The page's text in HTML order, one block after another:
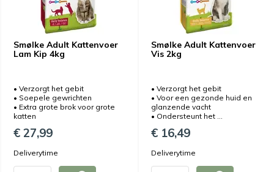
Smølke Adult Kattenvoer
Lam Kip 4kg
• Verzorgt het gebit
• Soepele gewrichten
• Extra grote brok voor grote
katten
€ 27,99
Deliverytime
Smølke Adult Kattenvoer
Vis 2kg
• Verzorgt het gebit
• Voor een gezonde huid en
glanzende vacht
• Ondersteunt het ...
€ 16,49
Deliverytime